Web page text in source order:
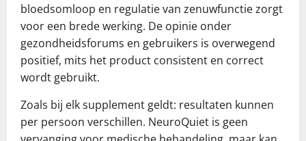
bloedsomloop en regulatie van zenuwfunctie zorgt
voor een brede werking. De opinie onder
gezondheidsforums en gebruikers is overwegend
positief, mits het product consistent en correct
wordt gebruikt.
Zoals bij elk supplement geldt: resultaten kunnen
per persoon verschillen. NeuroQuiet is geen